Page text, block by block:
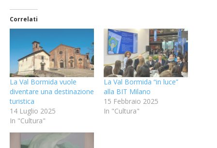
Correlati
La Val Bormida vuole
diventare una destinazione
turistica
14 Luglio 2025
In "Cultura"
La Val Bormida “in luce”
alla BIT Milano
15 Febbraio 2025
In "Cultura"